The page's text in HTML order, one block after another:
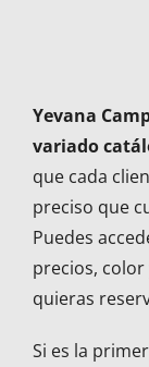
Yevana
variado
que cada
preciso que
Puedes
precios,
quieras
Si es la